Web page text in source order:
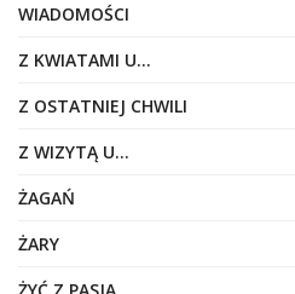
WIADOMOŚCI
Z KWIATAMI U…
Z OSTATNIEJ CHWILI
Z WIZYTĄ U…
ŻAGAŃ
ŻARY